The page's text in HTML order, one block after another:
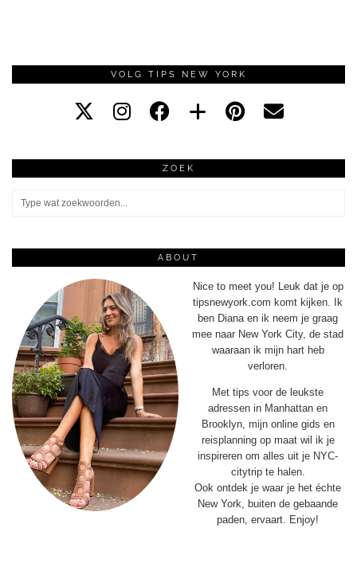
VOLG TIPS NEW YORK
ZOEK
ABOUT
Nice to meet you! Leuk dat je op
tipsnewyork.com komt kijken. Ik
ben Diana en ik neem je graag
mee naar New York City, de stad
waaraan ik mijn hart heb
verloren.
Met tips voor de leukste
adressen in Manhattan en
Brooklyn, mijn online gids en
reisplanning op maat wil ik je
inspireren om alles uit je NYC-
citytrip te halen.
Ook ontdek je waar je het échte
New York, buiten de gebaande
paden, ervaart. Enjoy!